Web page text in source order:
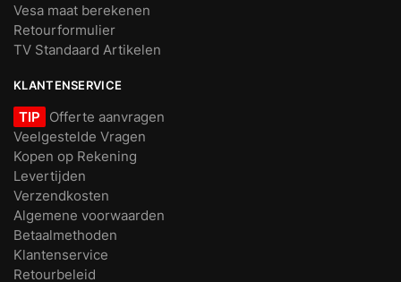
Vesa maat berekenen
Retourformulier
TV Standaard Artikelen
KLANTENSERVICE
TIP
Offerte aanvragen
Veelgestelde Vragen
Kopen op Rekening
Levertijden
Verzendkosten
Algemene voorwaarden
Betaalmethoden
Klantenservice
Retourbeleid